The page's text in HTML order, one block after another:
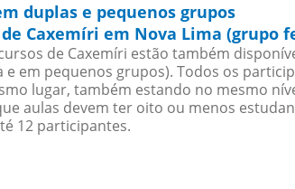
duplas e pequenos grupos
de Caxemíri em Nova Lima (grupo
de Caxemíri estão também
e em pequenos grupos). Todos os
lugar, também estando no mesmo
aulas devem ter oito ou menos
12 participantes.